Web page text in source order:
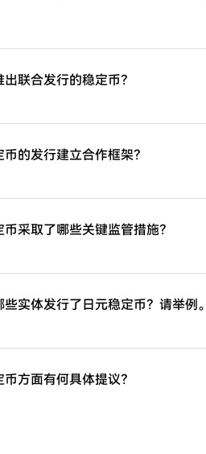
联合发行的稳定币？
的发行建立合作框架？
采取了哪些关键监管措施？
实体发行了日元稳定币？请举例。
方面有何具体提议？